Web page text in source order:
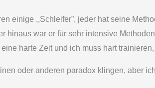
einige ,,Schleifer”, jeder hat seine
hinaus war er für sehr intensive
harte Zeit und ich muss hart
oder anderen paradox klingen, aber